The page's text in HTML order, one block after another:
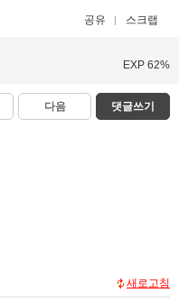
공유 스크랩
EXP 62%
다음 댓글쓰기
새로고침